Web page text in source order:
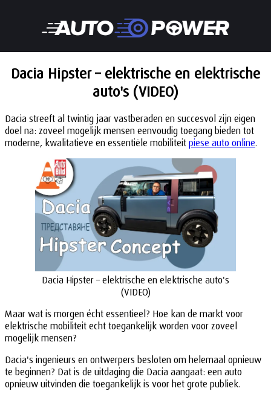
Dacia Hipster – elektrische en elektrische
auto's (VIDEO)
Dacia streeft al twintig jaar vastberaden en succesvol zijn eigen
doel na: zoveel mogelijk mensen eenvoudig toegang bieden tot
moderne, kwalitatieve en essentiële mobiliteit piese auto online.
Dacia Hipster – elektrische en elektrische auto's
(VIDEO)
Maar wat is morgen écht essentieel? Hoe kan de markt voor
elektrische mobiliteit echt toegankelijk worden voor zoveel
mogelijk mensen?
Dacia's ingenieurs en ontwerpers besloten om helemaal opnieuw
te beginnen? Dat is de uitdaging die Dacia aangaat: een auto
opnieuw uitvinden die toegankelijk is voor het grote publiek.